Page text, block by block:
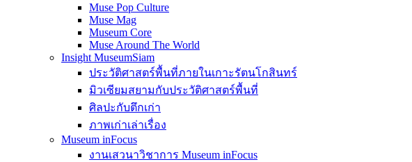
Muse Pop Culture
Muse Mag
Museum Core
Muse Around The World
Insight MuseumSiam
ประวัติศาสตร์พื้นที่ภายในเกาะรัตนโกสินทร์
มิวเซียมสยามกับประวัติศาสตร์พื้นที่
ศิลปะกับตึกเก่า
ภาพเก่าเล่าเรื่อง
Museum inFocus
งานเสวนาวิชาการ Museum inFocus